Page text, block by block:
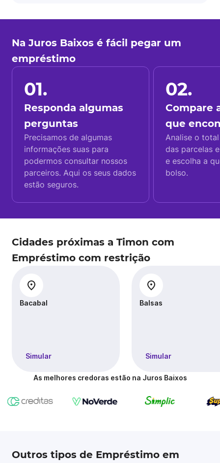
Na Juros Baixos é fácil pegar um
empréstimo
01.
Responda algumas
perguntas
Precisamos de algumas
informações suas para
podermos consultar nossos
parceiros. Aqui os seus dados
estão seguros.
02.
Compare
que
Analise o
das parcelas
e escolha a
bolso.
Cidades próximas a Timon com
Empréstimo com restrição
Bacabal
Simular
Balsas
Simular
As melhores credoras estão na Juros Baixos
Outros tipos de Empréstimo em